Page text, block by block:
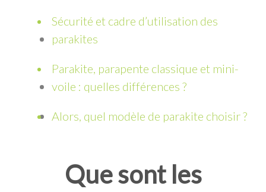
Sécurité et cadre d’utilisation des
parakites
Parakite, parapente classique et mini-
voile : quelles différences ?
Alors, quel modèle de parakite choisir ?
Que sont les